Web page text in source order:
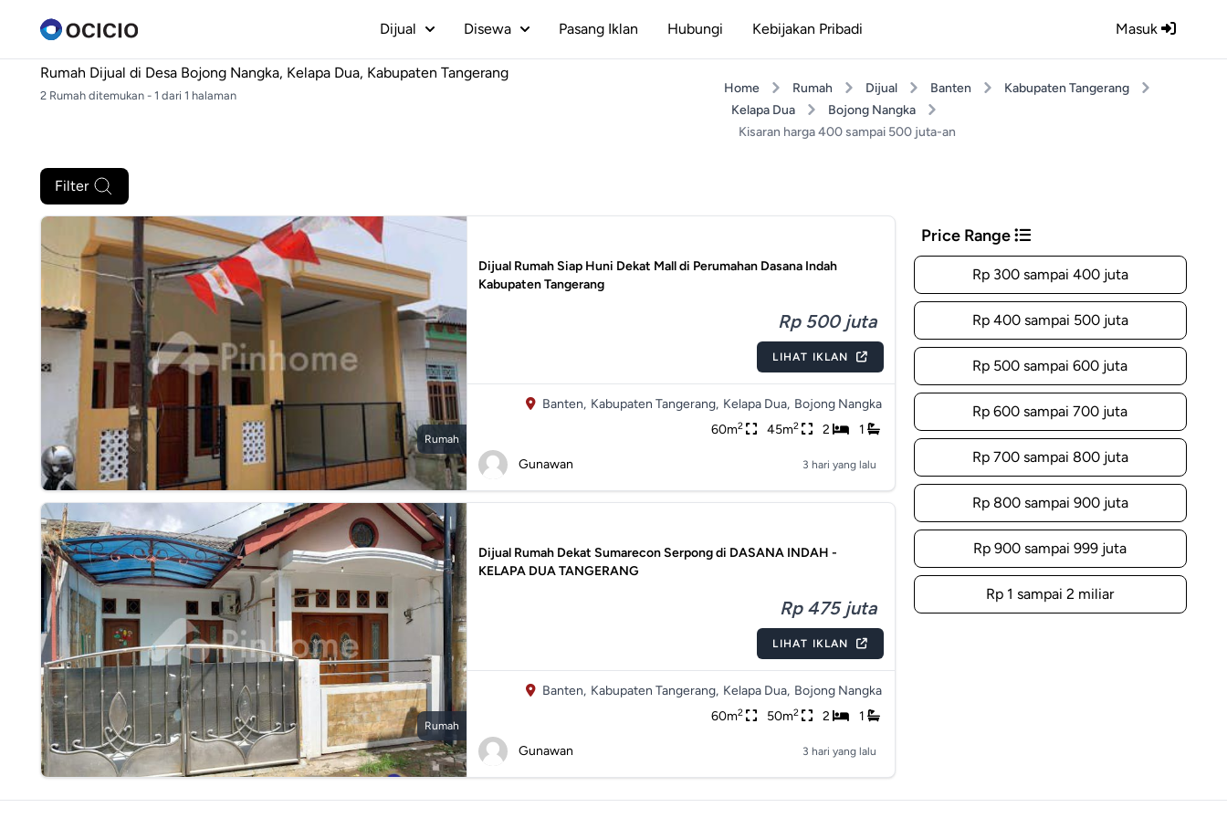
Masuk
Dijual Disewa Pasang Iklan Hubungi Kebijakan Pribadi
Rumah Dijual di Desa Bojong Nangka, Kelapa Dua, Kabupaten Tangerang
2 Rumah ditemukan - 1 dari 1 halaman Home Rumah Dijual Banten
Kabupaten Tangerang
Kelapa Dua
Bojong Nangka
Kisaran harga 400 sampai 500 juta-an
Filter
Rumah
Dijual Rumah Siap Huni Dekat Mall di Perumahan Dasana Indah
Kabupaten Tangerang
Rp 500 juta
LIHAT IKLAN
Banten, Kabupaten Tangerang, Kelapa Dua, Bojong Nangka
60m2 45m2 2 1
Gunawan 3 hari yang lalu
Rumah
Dijual Rumah Dekat Sumarecon Serpong di DASANA INDAH -
KELAPA DUA TANGERANG
Rp 475 juta
LIHAT IKLAN
Banten, Kabupaten Tangerang, Kelapa Dua, Bojong Nangka
60m2 50m2 2 1
Gunawan 3 hari yang lalu
Price Range
Rp 300 sampai 400 juta
Rp 400 sampai 500 juta
Rp 500 sampai 600 juta
Rp 600 sampai 700 juta
Rp 700 sampai 800 juta
Rp 800 sampai 900 juta
Rp 900 sampai 999 juta
Rp 1 sampai 2 miliar